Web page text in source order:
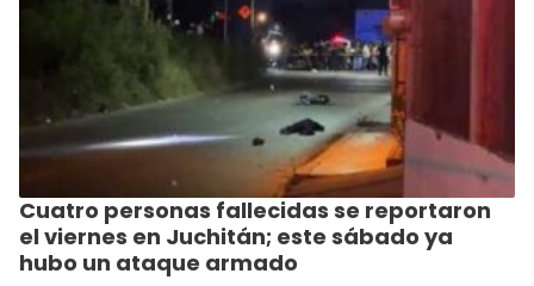
Cuatro personas fallecidas se reportaron
el viernes en Juchitán; este sábado ya
hubo un ataque armado